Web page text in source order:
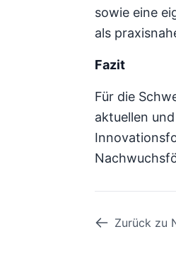
sowie eine
als
Fazit
Für die
aktuellen
Zurück zu